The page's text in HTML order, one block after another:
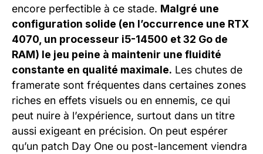
encore perfectible à ce stade. Malgré une
configuration solide (en l’occurrence une RTX
4070, un processeur i5-14500 et 32 Go de
RAM) le jeu peine à maintenir une fluidité
constante en qualité maximale. Les chutes de
framerate sont fréquentes dans certaines zones
riches en effets visuels ou en ennemis, ce qui
peut nuire à l’expérience, surtout dans un titre
aussi exigeant en précision. On peut espérer
qu’un patch Day One ou post-lancement viendra